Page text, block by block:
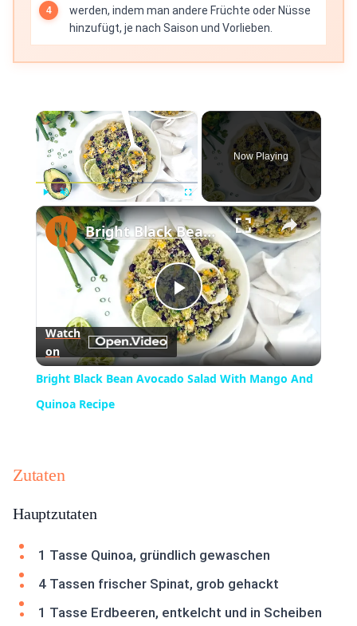
werden, indem man andere Früchte oder Nüsse
hinzufügt, je nach Saison und Vorlieben.
×
Play Unmute
Now Playing
×
Play
Video
Bright Black Bean Avocado Salad With Mango And Quinoa Recipe
Watch
on
Bright Black Bean Avocado Salad With Mango And
Quinoa Recipe
Zutaten
Hauptzutaten
1 Tasse Quinoa, gründlich gewaschen
4 Tassen frischer Spinat, grob gehackt
1 Tasse Erdbeeren, entkelcht und in Scheiben